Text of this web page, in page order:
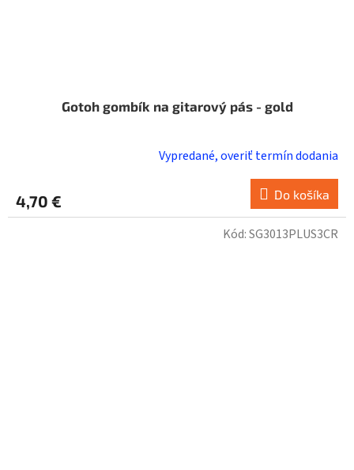
Gotoh gombík na gitarový pás - gold
Vypredané, overiť termín dodania
4,70 € Do košíka
Kód:SG3013PLUS3CR